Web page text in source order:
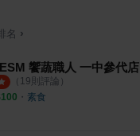
名 ›
饗蔬職人 一中參代店
（ 19則評論）
100 ・ 素食